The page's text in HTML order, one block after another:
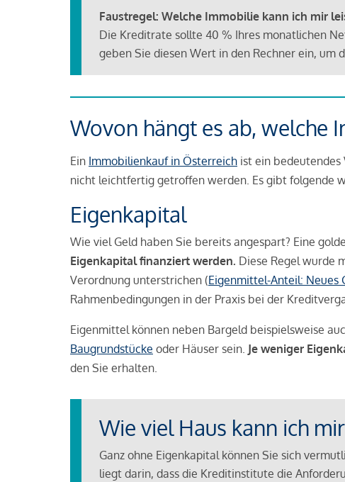
Faustregel: Welche Immobilie kann ich mir
Die Kreditrate sollte 40 % Ihres monatlichen
geben Sie diesen Wert in den Rechner ein,
Wovon hängt es ab, welche
Ein Immobilienkauf in Österreich ist ein
nicht leichtfertig getroffen werden. Es gibt folgende
Eigenkapital
Wie viel Geld haben Sie bereits angespart? Eine
Eigenkapital finanziert werden. Diese Regel wurde
Verordnung unterstrichen (Eigenmittel-Anteil: Neues
Rahmenbedingungen in der Praxis bei der
Eigenmittel können neben Bargeld beispielsweise
Baugrundstücke oder Häuser sein. Je weniger
den Sie erhalten.
Wie viel Haus kann ich
Ganz ohne Eigenkapital können Sie sich
liegt darin, dass die Kreditinstitute die